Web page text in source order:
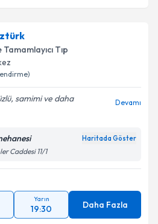
Tıp
samimi ve daha
Devamı
Haritada Göster
Caddesi 11/1
Yarın
19:30 Daha Fazla